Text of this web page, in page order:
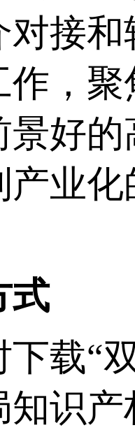
对接
作，
景好
产业
式
下载“
知识